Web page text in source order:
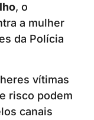
, o
a mulher
da Polícia
vítimas
risco podem
canais